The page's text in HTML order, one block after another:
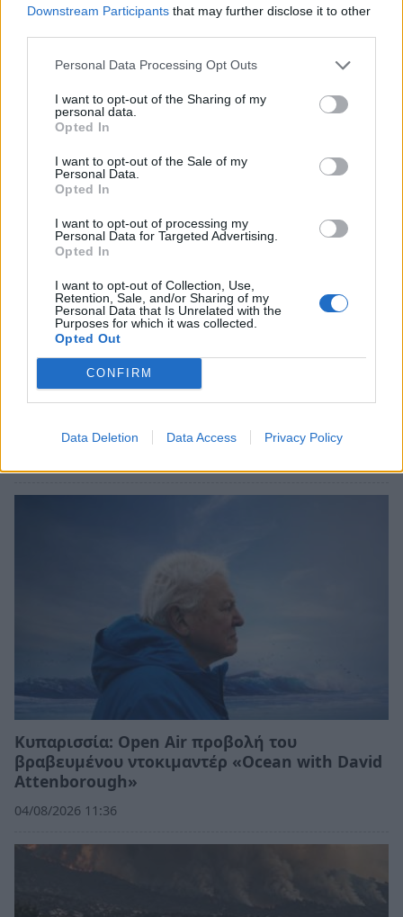
Downstream Participants that may further disclose it to other
Personal Data Processing Opt Outs
I want to opt-out of the Sharing of my
personal data.
Opted In
I want to opt-out of the Sale of my
Personal Data.
Opted In
I want to opt-out of processing my
Personal Data for Targeted Advertising.
Opted In
I want to opt-out of Collection, Use,
Retention, Sale, and/or Sharing of my
Personal Data that Is Unrelated with the
Purposes for which it was collected.
Opted Out
CONFIRM
Data Deletion Data Access Privacy Policy
Σχετικά Άρθρα
Κυπαρισσία: Open Air προβολή του
βραβευμένου ντοκιμαντέρ «Ocean with David
Attenborough»
04/08/2026 11:36